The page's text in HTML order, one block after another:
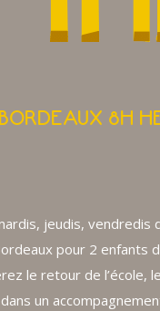
8H
jeudis, vendredis
pour 2 enfants
le retour de l’école,
un